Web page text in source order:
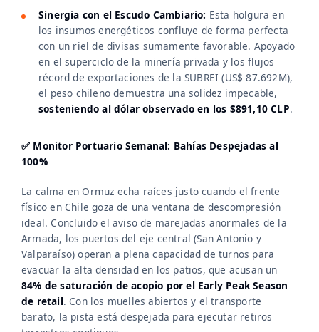
Sinergia con el Escudo Cambiario: Esta holgura en
los insumos energéticos confluye de forma perfecta
con un riel de divisas sumamente favorable. Apoyado
en el superciclo de la minería privada y los flujos
récord de exportaciones de la SUBREI (US$ 87.692M),
el peso chileno demuestra una solidez impecable,
sosteniendo al dólar observado en los $891,10 CLP.
✅ Monitor Portuario Semanal: Bahías Despejadas al
100%
La calma en Ormuz echa raíces justo cuando el frente
físico en Chile goza de una ventana de descompresión
ideal. Concluido el aviso de marejadas anormales de la
Armada, los puertos del eje central (San Antonio y
Valparaíso) operan a plena capacidad de turnos para
evacuar la alta densidad en los patios, que acusan un
84% de saturación de acopio por el Early Peak Season
de retail. Con los muelles abiertos y el transporte
barato, la pista está despejada para ejecutar retiros